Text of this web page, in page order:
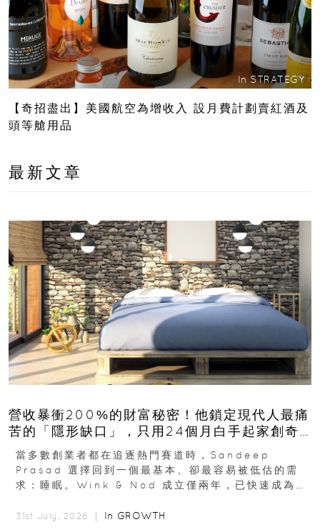
In STRATEGY
【奇招盡出】美國航空為增收入 設月費計劃賣紅酒及
頭等艙用品
最新文章
營收暴衝200%的財富秘密！他鎖定現代人最痛
苦的「隱形缺口」，只用24個月白手起家創奇
蹟
當多數創業者都在追逐熱門賽道時，Sandeep
Prasad 選擇回到一個最基本、卻最容易被低估的需
求：睡眠。Wink & Nod 成立僅兩年，已快速成為印
31st July, 2026 ｜ In GROWTH